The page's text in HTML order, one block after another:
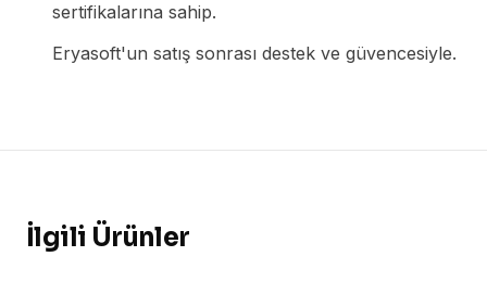
sertifikalarına sahip.
Eryasoft'un satış sonrası destek ve güvencesiyle.
İlgili Ürünler